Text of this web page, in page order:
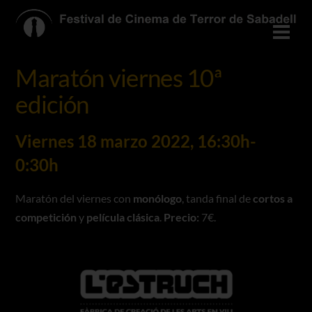
Maratón viernes 10ª
edición
Viernes 18 marzo 2022, 16:30h-
0:30h
Maratón del viernes con monólogo , tanda final de cortos a
competición y película clásica Precio: 7€.